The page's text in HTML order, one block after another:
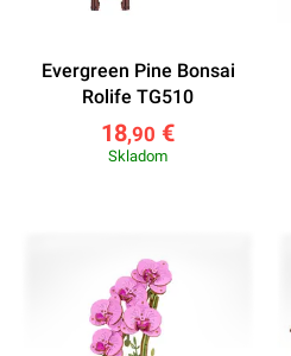
Evergreen Pine Bonsai
Rolife TG510
18,90 €
Skladom